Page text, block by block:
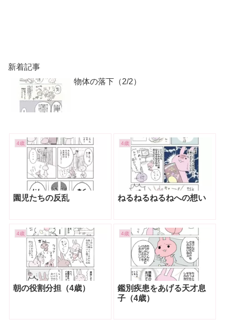
新着記事
物体の落下（2/2）
4歳
園児たちの反乱
4歳
ねるねるねるねへの想い
4歳
朝の役割分担（4歳）
4歳
鑑別疾患をあげる天才息
子（4歳）